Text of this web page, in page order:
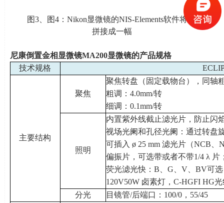
图3、图4： Nikon显微镜的NIS-Elements软件将多幅图
拼接成一幅
尼康倒置金相显微镜MA200显微镜的产品规格
技术规格
主要结构
聚焦
聚焦转盘（固定载物台），同轴
粗调： 4.0mm/转
细调： 0.1mm/转
照明
内置紫外线截止滤光片，防止闪
视场光阑和孔径光阑：通过转盘
可插入 ø 25 mm 滤光片（NCB
偏振片，可选带或者不带1/4 λ 片
荧光滤光快： B G V、 BV可选
120V50W 卤素灯， C-HGFI HG光
分光
目镜管/后端口： 100/0， 55/45